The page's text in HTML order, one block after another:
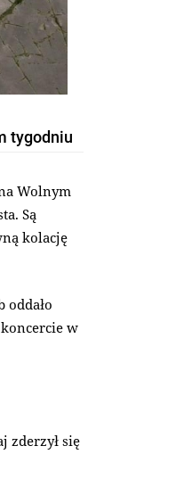
tygodniu
Wolnym
Są
kolację
oddało
w
zderzył się